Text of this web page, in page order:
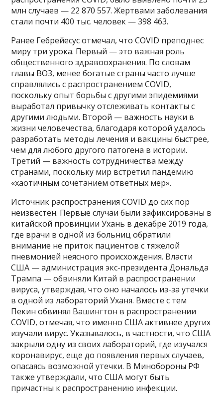
млн случаев — 22 870 557. Жертвами заболевания
стали почти 400 тыс. человек — 398 463.
Ранее Гебрейесус отмечал, что COVID преподнес
миру три урока. Первый — это важная роль
общественного здравоохранения. По словам
главы ВОЗ, менее богатые страны часто лучше
справлялись с распространением COVID,
поскольку опыт борьбы с другими эпидемиями
выработал привычку отслеживать контакты с
другими людьми. Второй — важность науки в
жизни человечества, благодаря которой удалось
разработать методы лечения и вакцины быстрее,
чем для любого другого патогена в истории.
Третий — важность сотрудничества между
странами, поскольку мир встретил пандемию
«хаотичным сочетанием ответных мер».
Источник распространения COVID до сих пор
неизвестен. Первые случаи были зафиксированы в
китайской провинции Ухань в декабре 2019 года,
где врачи в одной из больниц обратили
внимание не приток пациентов с тяжелой
пневмонией неясного происхождения. Власти
США — администрация экс-президента Дональда
Трампа — обвиняли Китай в распространении
вируса, утверждая, что оно началось из-за утечки
в одной из лабораторий Уханя. Вместе с тем
Пекин обвинял Вашингтон в распространении
COVID, отмечая, что именно США активнее других
изучали вирус. Указывалось, в частности, что США
закрыли одну из своих лабораторий, где изучался
коронавирус, еще до появления первых случаев,
опасаясь возможной утечки. В Минобороны РФ
также утверждали, что США могут быть
причастны к распространению инфекции.